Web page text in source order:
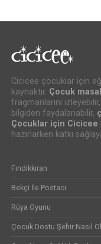
Cicicee çocuklar için
kaynaktır. Çocuk
fragmanlarını izleyebilir,
bilgiden faydalanabilir,
Çocuklar için Cicicee
hazırlarken katkı
Fındıkkıran
Bekçi İle Postacı
Rüya Oyunu
Çocuk Dostu Şehir Nasıl